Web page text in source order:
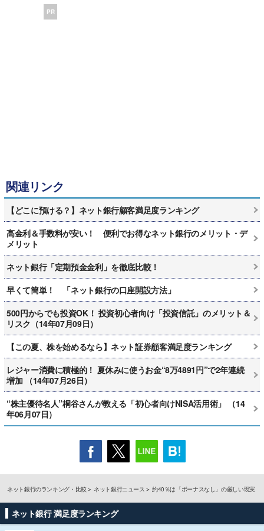
PR
関連リンク
【どこに預ける？】ネット銀行顧客満足度ランキング
高金利＆手数料が安い！ 便利でお得なネット銀行のメリット・デ
メリット
ネット銀行「定期預金金利」を徹底比較！
早くて簡単！ 「ネット銀行の口座開設方法」
500円からでも投資OK！ 投資初心者向け「投資信託」のメリット＆
リスク（14年07月09日）
【この夏、株を始めるなら】ネット証券顧客満足度ランキング
レジャー消費に積極的！ 夏休みに使うお金“8万4891円”で2年連続
増加 （14年07月26日）
“株主優待名人”桐谷さんが教える「初心者向けNISA活用術」 （14
年06月07日）
ネット銀行のランキング・比較 ネット銀行ニュース 約40％は「ボーナスなし」の厳しい現実
ネット銀行 満足度ランキング